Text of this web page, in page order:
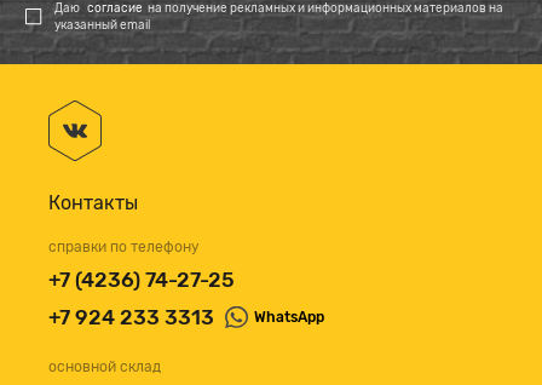
Даю согласие на получение рекламных и информационных материалов на
указанный email
Контакты
справки по телефону
+7 (4236) 74-27-25
+7 924 233 3313
WhatsApp
основной склад